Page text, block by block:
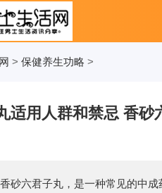
> 保健养生功略 >
适用人群和禁忌 香砂
砂六君子丸，是一种常见的中